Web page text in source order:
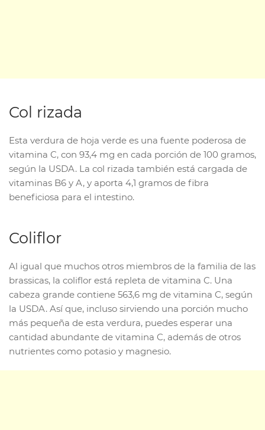
Col rizada
Esta verdura de hoja verde es una fuente poderosa de
vitamina C, con 93,4 mg en cada porción de 100 gramos,
según la USDA. La col rizada también está cargada de
vitaminas B6 y A, y aporta 4,1 gramos de fibra
beneficiosa para el intestino.
Coliflor
Al igual que muchos otros miembros de la familia de las
brassicas, la coliflor está repleta de vitamina C. Una
cabeza grande contiene 563,6 mg de vitamina C, según
la USDA. Así que, incluso sirviendo una porción mucho
más pequeña de esta verdura, puedes esperar una
cantidad abundante de vitamina C, además de otros
nutrientes como potasio y magnesio.